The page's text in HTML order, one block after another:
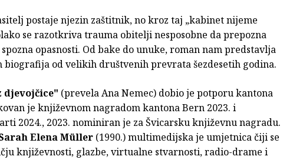
postaje njezin zaštitnik, no kroz taj „kabinet nijeme
se razotkriva trauma obitelji nesposobne da prepozna
opasnosti. Od bake do unuke, roman nam predstavlja
biografija od velikih društvenih prevrata šezdesetih godina.
djevojčice" (prevela Ana Nemec) dobio je potporu kantona
je književnom nagradom kantona Bern 2023. i
2024., 2023. nominiran je za Švicarsku književnu nagradu.
Elena Müller (1990.) multimedijska je umjetnica čiji se
književnosti, glazbe, virtualne stvarnosti, radio-drame i